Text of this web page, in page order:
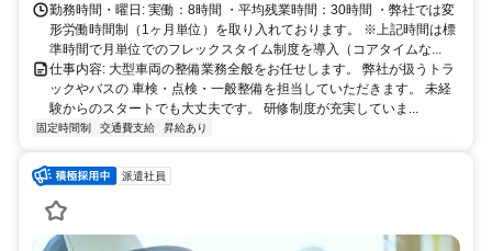
勤務時間・曜日: 実働：8時間 ・平均残業時間：30時間 ・弊社では変
形労働時間制（1ヶ月単位）を取り入れております。 ※上記時間は標
準時間で月単位でのフレックスタイム制度を導入（コアタイムな...
仕事内容: 大型車両の整備業務全般をお任せします。 弊社が扱うトラ
ックやバスの 車検・点検・一般整備を担当していただきます。 未経
験からのスタートでも大丈夫です。 研修制度が充実していま...
固定時間制 交通費支給 昇給あり
派遣社員